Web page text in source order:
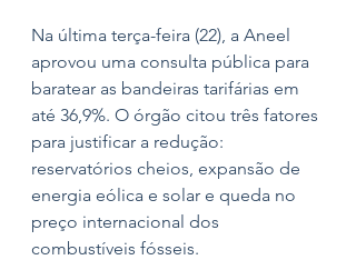
Na última terça-feira (22), a Aneel
aprovou uma consulta pública para
baratear as bandeiras tarifárias em
até 36,9%. O órgão citou três fatores
para justificar a redução:
reservatórios cheios, expansão de
energia eólica e solar e queda no
preço internacional dos
combustíveis fósseis.